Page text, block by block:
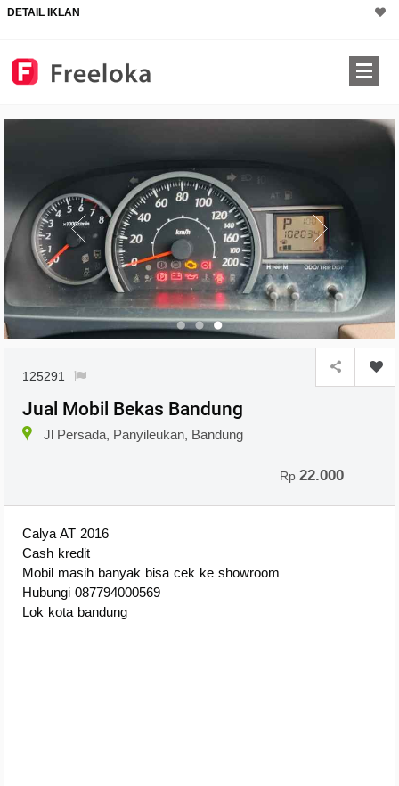
DETAIL IKLAN
125291
Jual Mobil Bekas Bandung
Jl Persada, Panyileukan, Bandung
Rp22.000
Calya AT 2016
Cash kredit
Mobil masih banyak bisa cek ke showroom
Hubungi 087794000569
Lok kota bandung